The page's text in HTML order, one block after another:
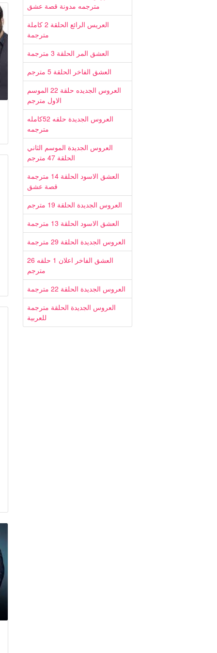
مترجمه مدونة قصة عشق
العريس الرائع الحلقة 2 كاملة
مترجمة
العشق المر الحلقة 3 مترجمة
العشق الفاخر الحلقة 5 مترجم
العروس الجديده حلقة 22 الموسم
الاول مترجم
العروس الجديدة حلقه 52كامله
مترجمه
العروس الجديدة الموسم الثاني
الحلقة 47 مترجم
العشق الاسود الحلقة 14 مترجمة
قصة عشق
العروس الجديدة الحلقة 19 مترجم
العشق الاسود الحلقة 13 مترجمة
العروس الجديدة الحلقة 29 مترجمة
العشق الفاخر اعلان 1 حلقه 26
مترجم
العروس الجديدة الحلقة 22 مترجمة
العروس الجديدة الحلقة مترجمة
للعربية